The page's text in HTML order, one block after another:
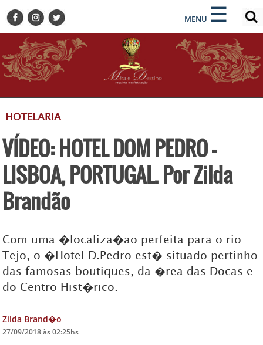
MENU ☰
×
BELEZA
BUSINESS E NEGÓCIOS
CULTURA
DESTINOS
GASTRONOMIA
HOTELARIA
MODA
TURISMO
ZILDA BRANDÃO
DICAS DE VIAGEM
×
ENCONTRE SUA NOTÍCIA
HOTELARIA
VÍDEO: HOTEL DOM PEDRO -
LISBOA, PORTUGAL. Por Zilda
Brandão
Com uma �localiza�ao perfeita para o rio
Tejo, o �Hotel D.Pedro est� situado pertinho
das famosas boutiques, da �rea das Docas e
do Centro Hist�rico.
Zilda Brand�o
27/09/2018 às 02:25hs